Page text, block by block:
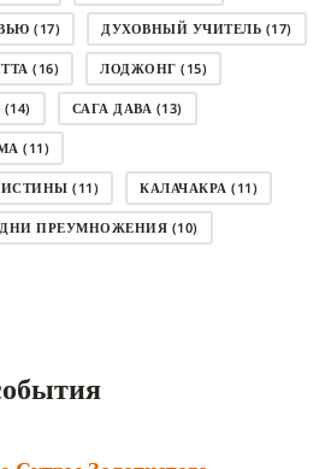
(17) ДУХОВНЫЙ УЧИТЕЛЬ (17)
(16) ЛОДЖОНГ (15)
(14) САГА ДАВА (13)
(11)
ИСТИНЫ (11) КАЛАЧАКРА (11)
ДНИ ПРЕУМНОЖЕНИЯ (10)
(7)